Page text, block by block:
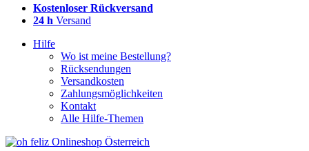
Kostenloser Rückversand
24 h Versand
Hilfe
Wo ist meine Bestellung?
Rücksendungen
Versandkosten
Zahlungsmöglichkeiten
Kontakt
Alle Hilfe-Themen